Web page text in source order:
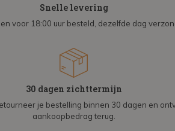
Snelle levering
voor 18:00 uur besteld, dezelfde dag
30 dagen zichttermijn
je bestelling binnen 30 dagen en
aankoopbedrag terug.